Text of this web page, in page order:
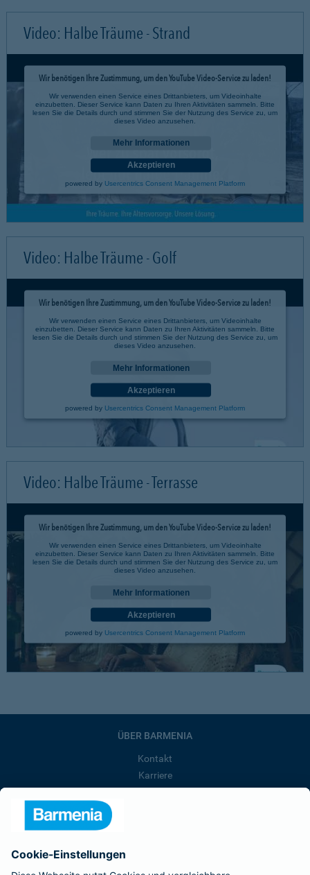
Video: Halbe Träume - Strand
Wir benötigen Ihre Zustimmung, um den YouTube Video-Service zu laden!
Wir verwenden einen Service eines Drittanbieters, um Videoinhalte
einzubetten. Dieser Service kann Daten zu Ihren Aktivitäten sammeln. Bitte
lesen Sie die Details durch und stimmen Sie der Nutzung des Service zu, um
dieses Video anzusehen.
Mehr Informationen
Akzeptieren
powered by Usercentrics Consent Management Platform
Video: Halbe Träume - Golf
Wir benötigen Ihre Zustimmung, um den YouTube Video-Service zu laden!
Wir verwenden einen Service eines Drittanbieters, um Videoinhalte
einzubetten. Dieser Service kann Daten zu Ihren Aktivitäten sammeln. Bitte
lesen Sie die Details durch und stimmen Sie der Nutzung des Service zu, um
dieses Video anzusehen.
Mehr Informationen
Akzeptieren
powered by Usercentrics Consent Management Platform
Video: Halbe Träume - Terrasse
Wir benötigen Ihre Zustimmung, um den YouTube Video-Service zu laden!
Wir verwenden einen Service eines Drittanbieters, um Videoinhalte
einzubetten. Dieser Service kann Daten zu Ihren Aktivitäten sammeln. Bitte
lesen Sie die Details durch und stimmen Sie der Nutzung des Service zu, um
dieses Video anzusehen.
Mehr Informationen
Akzeptieren
powered by Usercentrics Consent Management Platform
ÜBER BARMENIA
Kontakt
Karriere
Barmenia ist Teil der BarmeniaGothaer